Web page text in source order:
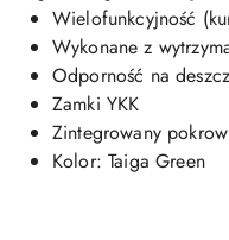
Wielofunkcyjność
Wykonane z
Odporność na
Zamki YKK
Zintegrowany
Kolor: Taiga Green